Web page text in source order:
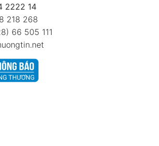
2222 14
218 268
66 505 111